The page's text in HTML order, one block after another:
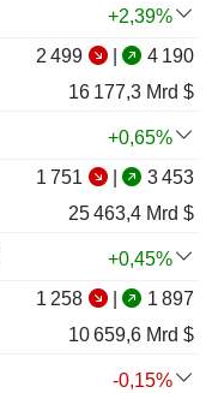
+2,39%
2 499
4 190
16 177,3 Mrd $
+0,65%
1 751
3 453
25 463,4 Mrd $
+0,45%
1 258
1 897
10 659,6 Mrd $
-0,15%